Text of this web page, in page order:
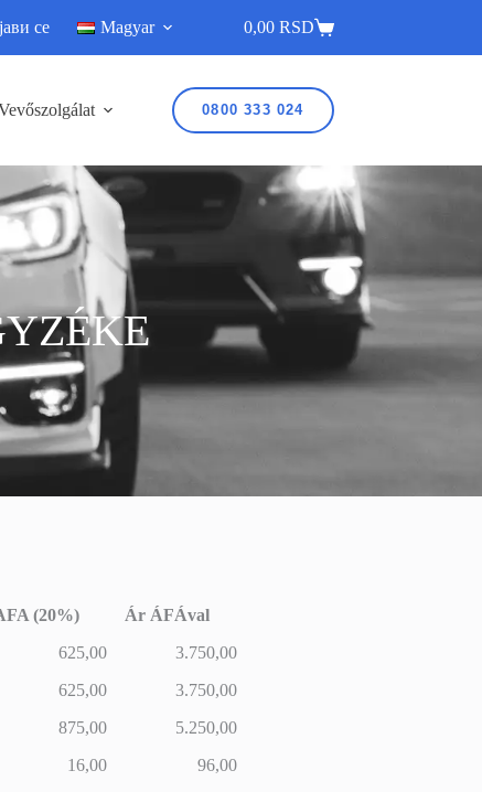
се Magyar 0,00 RSD
0800 333 024
(20%)
Ár ÁFÁval
AFA (20%) Ár ÁFÁval
625,00
3.750,00
625,00
3.750,00
875,00
5.250,00
16,00
96,00